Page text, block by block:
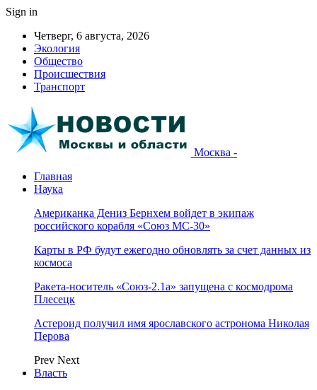
Sign in
Четверг, 6 августа, 2026
Экология
Общество
Происшествия
Транспорт
Москва -
Главная
Наука
Американка Дениз Бернхем войдет в экипаж
российского корабля «Союз МС-30»
Карты в РФ будут ежегодно обновлять за счет данных из
космоса
Ракета-носитель «Союз-2.1а» запущена с космодрома
Плесецк
Астероид получил имя ярославского астронома Николая
Перова
Prev Next
Власть